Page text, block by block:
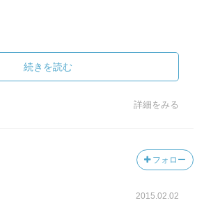
続きを読む
詳細をみる
フォロー
2015.02.02